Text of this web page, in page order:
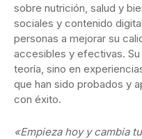
sobre nutrición, salud y
sociales y contenido
personas a mejorar su
accesibles y efectivas.
teoría, sino en
que han sido probados y
con éxito.
«Empieza hoy y cambia